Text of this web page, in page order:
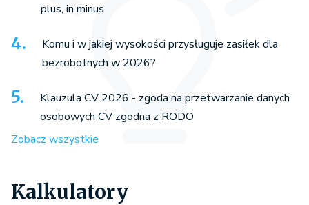
plus, in minus
Komu i w jakiej wysokości przysługuje zasiłek dla
bezrobotnych w 2026?
Klauzula CV 2026 - zgoda na przetwarzanie danych
osobowych CV zgodna z RODO
Zobacz wszystkie
Kalkulatory